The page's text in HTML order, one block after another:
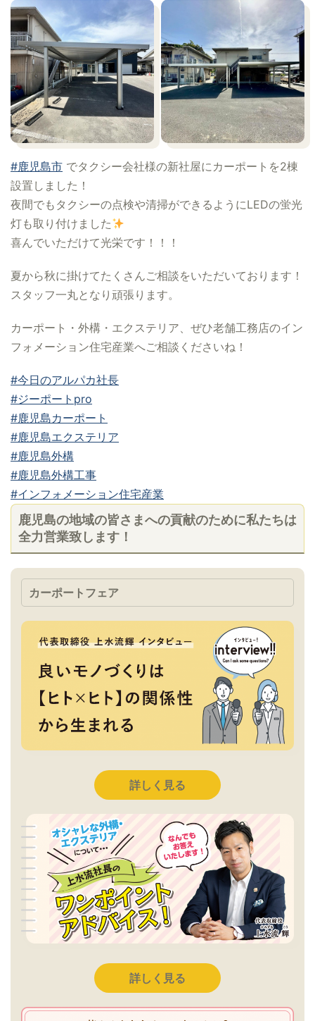
#鹿児島市 でタクシー会社様の新社屋にカーポートを2棟
設置しました！
夜間でもタクシーの点検や清掃ができるようにLEDの蛍光
灯も取り付けました
喜んでいただけて光栄です！！！
夏から秋に掛けてたくさんご相談をいただいております！
スタッフ一丸となり頑張ります。
カーポート・外構・エクステリア、ぜひ老舗工務店のイン
フォメーション住宅産業へご相談くださいね！
#今日のアルパカ社長
#ジーポートpro
#鹿児島カーポート
#鹿児島エクステリア
#鹿児島外構
#鹿児島外構工事
#インフォメーション住宅産業
鹿児島の地域の皆さまへの貢献のために私たちは
全力営業致します！
カーポートフェア
詳しく見る
詳しく見る